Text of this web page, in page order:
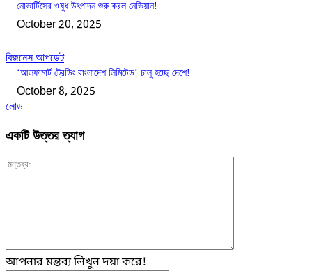
নোভার্টিসের ওষুধ উৎপাদন শুরু করল নেভিয়ান!
October 20, 2025
বিজনেস আপডেট
‘আলফামার্ট ট্রেডিং বাংলাদেশ লিমিটেড’ চালু হচ্ছে দেশে!
October 8, 2025
লোড
একটি উত্তর ত্যাগ
আপনার মন্তব্য লিখুন দয়া করে!